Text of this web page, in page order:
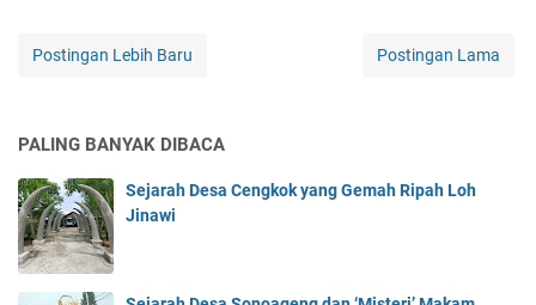
Postingan Lebih Baru Postingan Lama
PALING BANYAK DIBACA
Sejarah Desa Cengkok yang Gemah Ripah Loh
Jinawi